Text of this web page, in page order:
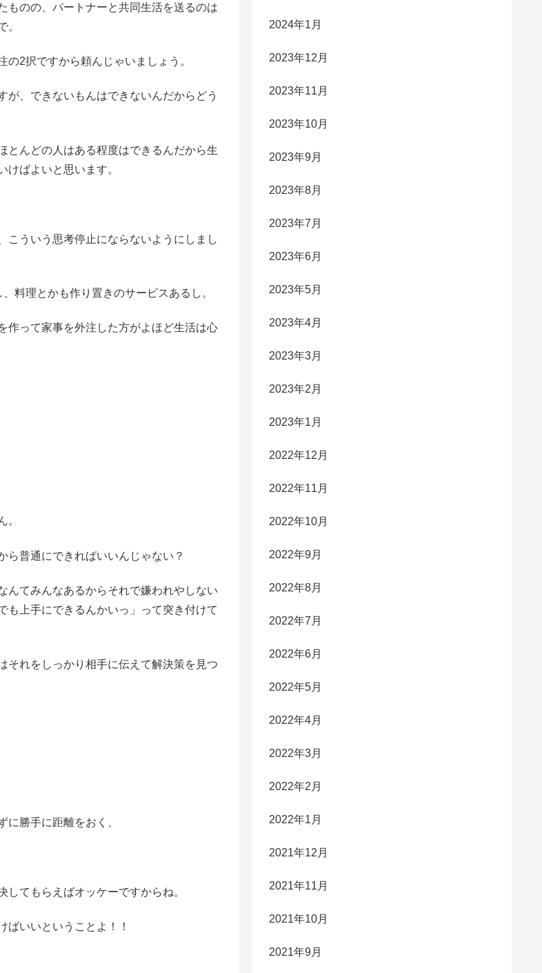
ものの、パートナーと共同生活を送るのは
。
2択ですから頼んじゃいましょう。
が、できないもんはできないんだからどう
とんどの人はある程度はできるんだから生
ばよいと思います。
こういう思考停止にならないようにしまし
料理とかも作り置きのサービスあるし。
作って家事を外注した方がよほど生活は心
。
ら普通にできればいいんじゃない？
んてみんなあるからそれで嫌われやしない
も上手にできるんかいっ」って突き付けて
それをしっかり相手に伝えて解決策を見つ
勝手に距離をおく、
てもらえばオッケーですからね。
ばいいということよ！！
2024年1月
2023年12月
2023年11月
2023年10月
2023年9月
2023年8月
2023年7月
2023年6月
2023年5月
2023年4月
2023年3月
2023年2月
2023年1月
2022年12月
2022年11月
2022年10月
2022年9月
2022年8月
2022年7月
2022年6月
2022年5月
2022年4月
2022年3月
2022年2月
2022年1月
2021年12月
2021年11月
2021年10月
2021年9月